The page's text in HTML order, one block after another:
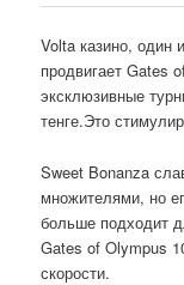
Volta казино, один
продвигает Gates
эксклюзивные
тенге.Это
Sweet Bonanza
множителями, но
больше подходит
Gates of Olympus
скорости.